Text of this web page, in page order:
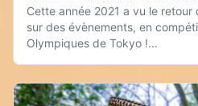
Cette année 2021 a vu le
sur des évènements, en
Olympiques de Tokyo !...